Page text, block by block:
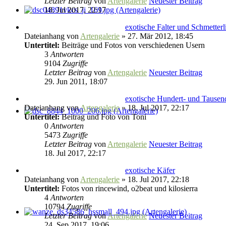
18. Jul 2017, 22:17
exotische Falter und
Dateianhang von Artengalerie » 27. Mär 2012, 18:45
Untertitel: Beiträge und Fotos von verschiedenen Usern
3 Antworten
9104 Zugriffe
Letzter Beitrag von Artengalerie Neuester Beitrag
29. Jun 2011, 18:07
exotische Hundert- und
Dateianhang vonArtengalerie» 18. Jul 2017, 22:17
Untertitel:Beitrag und Foto von Toni
0 Antworten
5473 Zugriffe
Letzter Beitrag von Artengalerie Neuester Beitrag
18. Jul 2017, 22:17
exotische Käfer
Dateianhang von Artengalerie » 18. Jul 2017, 22:18
Untertitel: Fotos von rincewind, o2beat und kilosierra
4 Antworten
10794 Zugriffe
Letzter BeitragvonArtengalerie Neuester Beitrag